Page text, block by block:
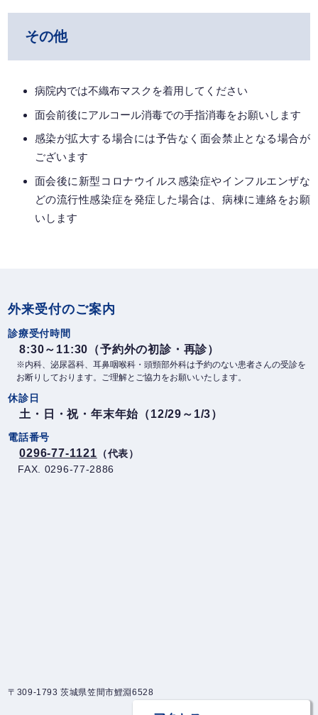
その他
病院内では不織布マスクを着用してください
面会前後にアルコール消毒での手指消毒をお願いします
感染が拡大する場合には予告なく面会禁止となる場合が
ございます
面会後に新型コロナウイルス感染症やインフルエンザな
どの流行性感染症を発症した場合は、病棟に連絡をお願
いします
外来受付のご案内
診療受付時間
8:30～11:30（予約外の初診・再診）
※内科、泌尿器科、耳鼻咽喉科・頭頸部外科は予約のない患者さんの受診を
お断りしております。ご理解とご協力をお願いいたします。
休診日
土・日・祝・年末年始（12/29～1/3）
電話番号
0296-77-1121 （代表）
FAX. 0296-77-2886
〒309-1793 茨城県笠間市鯉淵6528